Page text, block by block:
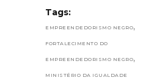
Tags:
EMPREENDEDORISMO NEGRO,
FORTALECIMENTO DO
EMPREENDEDORISMO NEGRO,
MINISTÉRIO DA IGUALDADE